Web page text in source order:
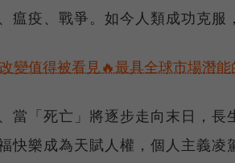
瘟疫、戰爭。如今人類成功克服
變值得被看見🔥最具全球市場潛
「死亡」將逐步走向末日，
快樂成為天賦人權，個人主